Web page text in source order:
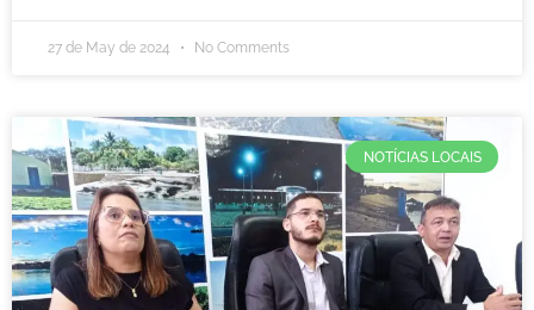
27 de May de 2024 No Comments
NOTÍCIAS LOCAIS